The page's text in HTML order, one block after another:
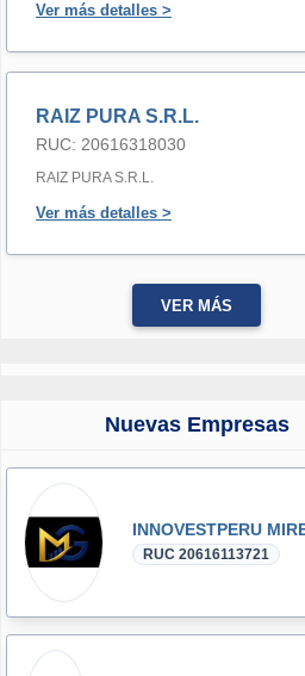
Ver más detalles >
RAIZ PURA S.R.L.
RUC: 20616318030
RAIZ PURA S.R.L.
Ver más detalles >
VER MÁS
Nuevas Empresas
RUC 20616113721